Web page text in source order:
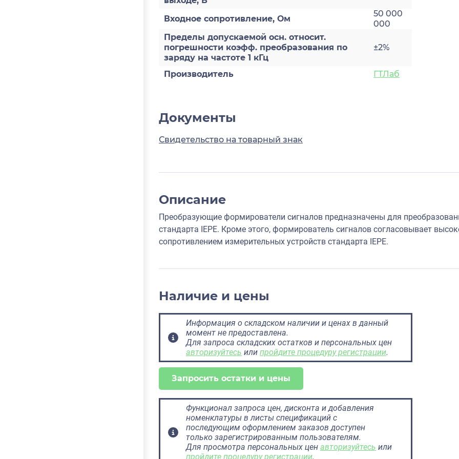
Входное сопротивление, Ом
50 000
000
Пределы допускаемой осн. относит.
погрешности коэфф. преобразования по
заряду на частоте 1 кГц
±2%
Производитель ГТЛаб
Документы
Свидетельство на товарный знак
Описание
Преобразующие формирователи сигналов предназначены для
стандарта IEPE. Кроме этого, формирователь сигналов согласовывает
сопротивлением измерительных устройств стандарта IEPE.
Наличие и цены
Информация о складском наличии и ценах в данный
момент не предоставлена.
Для запроса складских остатков и персональных цен
авторизуйтесь или пройдите процедуру регистрации.
Запросить остатки и цены
Функционал запроса цен, дисконта и добавления
номенклатуры в листы спецификаций с
последующим оформлением заказов доступен
только зарегистрированным пользователям.
Для просмотра персональных цен авторизуйтесь или
пройдите процедуру регистрации.